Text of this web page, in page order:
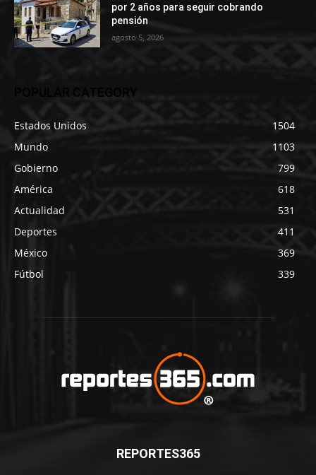
por 2 años para seguir cobrando
pensión
agosto 5, 2026
POPULAR CATEGORY
Estados Unidos
1504
Mundo
1103
Gobierno
799
América
618
Actualidad
531
Deportes
411
México
369
Fútbol
339
REPORTES365